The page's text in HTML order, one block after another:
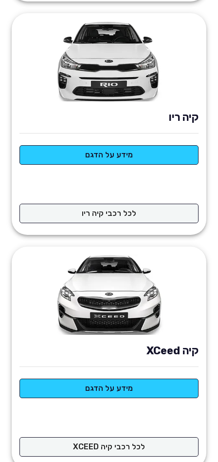
קיה ריו
מידע על הדגם
לכל רכבי קיה ריו
קיה XCeed
מידע על הדגם
לכל רכבי קיה XCEED